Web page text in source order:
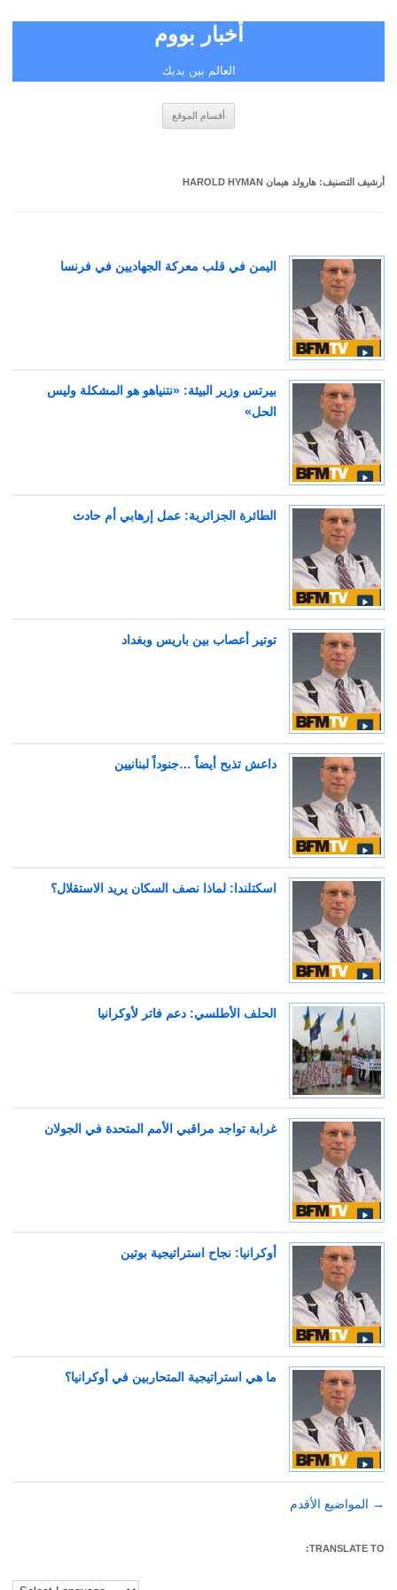
أخبار بووم
العالم بين يديك
أقسام الموقع
أرشيف التصنيف: هارولد هيمان HAROLD HYMAN
اليمن في قلب معركة الجهاديين في فرنسا
بيرتس وزير البيئة: «نتنياهو هو المشكلة وليس
الحل»
الطائرة الجزائرية: عمل إرهابي أم حادث
توتير أعصاب بين باريس وبغداد
داعش تذبح أيضاً …جنوداً لبنانيين
اسكتلندا: لماذا نصف السكان يريد الاستقلال؟
الحلف الأطلسي: دعم فاتر لأوكرانيا
غرابة تواجد مراقبي الأمم المتحدة في الجولان
أوكرانيا: نجاح استراتيجية بوتين
ما هي استراتيجية المتحاربين في أوكرانيا؟
تصفّح
→ المواضيع الأقدم
TRANSLATE TO: